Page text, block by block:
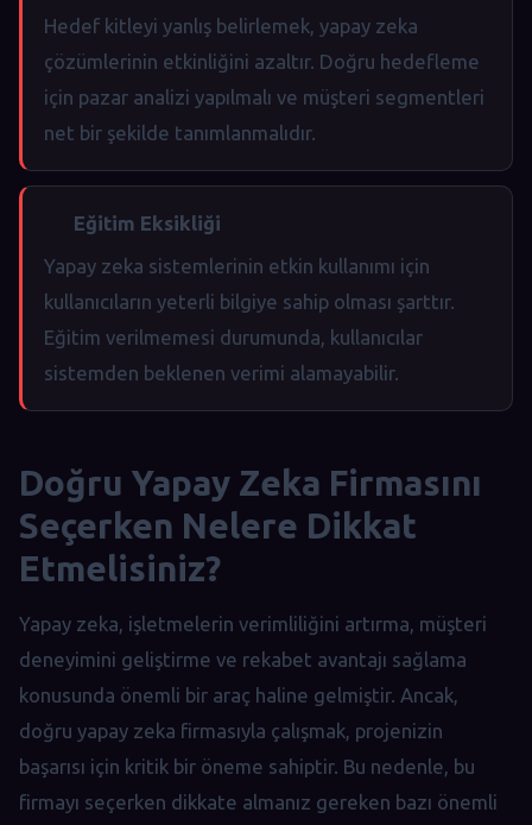
Hedef kitleyi yanlış belirlemek, yapay zeka
çözümlerinin etkinliğini azaltır. Doğru hedefleme
için pazar analizi yapılmalı ve müşteri segmentleri
net bir şekilde tanımlanmalıdır.
Eğitim Eksikliği
Yapay zeka sistemlerinin etkin kullanımı için
kullanıcıların yeterli bilgiye sahip olması şarttır.
Eğitim verilmemesi durumunda, kullanıcılar
sistemden beklenen verimi alamayabilir.
Doğru Yapay Zeka Firmasını
Seçerken Nelere Dikkat
Etmelisiniz?
Yapay zeka, işletmelerin verimliliğini artırma, müşteri
deneyimini geliştirme ve rekabet avantajı sağlama
konusunda önemli bir araç haline gelmiştir. Ancak,
doğru yapay zeka firmasıyla çalışmak, projenizin
başarısı için kritik bir öneme sahiptir. Bu nedenle, bu
firmayı seçerken dikkate almanız gereken bazı önemli